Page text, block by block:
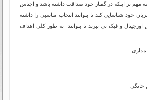
مهم تر اینکه در گفتار خود صداقت داشته باشد و اجناس
خود شناسایی کند تا بتوانند انتخاب مناسبی را داشته
اورجینال و فیک پی ببرند تا بتوانند به طور کلی اهداف